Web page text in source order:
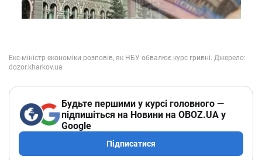
Будьте першими у курсі головного —
підпишіться на Новини на OBOZ.UA у
Google
Підписатися